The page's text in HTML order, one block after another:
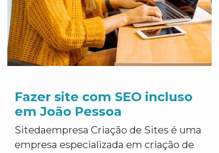
Fazer site com SEO incluso
em João Pessoa
Sitedaempresa Criação de Sites é uma
empresa especializada em criação de